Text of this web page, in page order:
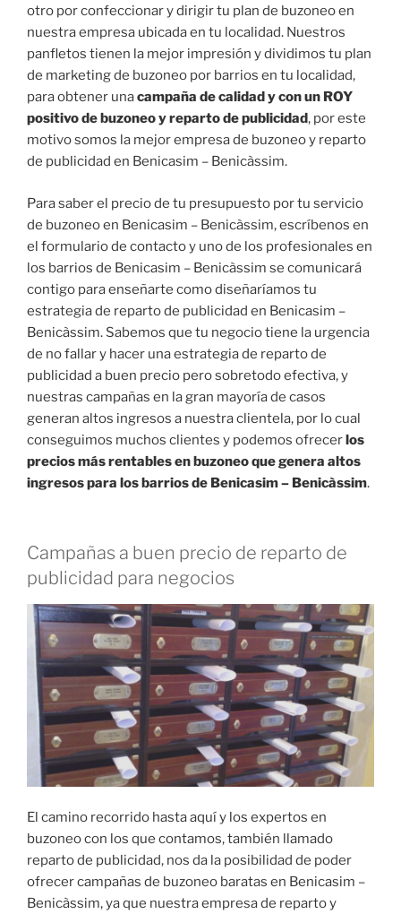
otro por confeccionar y dirigir tu plan de buzoneo en
nuestra empresa ubicada en tu localidad. Nuestros
panfletos tienen la mejor impresión y dividimos tu plan
de marketing de buzoneo por barrios en tu localidad,
para obtener unacampaña de calidad y con un ROY
positivo de buzoneo y reparto de publicidad, por este
motivo somos la mejor empresa de buzoneo y reparto
de publicidad en Benicasim – Benicàssim.
Para saber el precio de tu presupuesto por tu servicio
de buzoneo en Benicasim – Benicàssim, escríbenos en
el formulario de contacto y uno de los profesionales en
los barrios de Benicasim – Benicàssim se comunicará
contigo para enseñarte como diseñaríamos tu
estrategia de reparto de publicidad en Benicasim –
Benicàssim. Sabemos que tu negocio tiene la urgencia
de no fallar y hacer una estrategia de reparto de
publicidad a buen precio pero sobretodo efectiva, y
nuestras campañas en la gran mayoría de casos
generan altos ingresos a nuestra clientela, por lo cual
conseguimos muchos clientes y podemos ofrecerlos
precios más rentables en buzoneo que genera altos
ingresos para los barrios de Benicasim – Benicàssim.
Campañas a buen precio de reparto de
publicidad para negocios
El camino recorrido hasta aquí y los expertos en
buzoneo con los que contamos, también llamado
reparto de publicidad, nos da la posibilidad de poder
ofrecer campañas de buzoneo baratas en Benicasim –
Benicàssim, ya que nuestra empresa de reparto y